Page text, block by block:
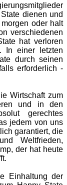
dienen und
oder halt
verschiedenen
hat verloren
In einer letzten
durch seinen
erforderlich -
Wirtschaft zum
und in den
gerechtes
jedem von uns
garantiert, die
Weltfrieden,
der hat heute
Einhaltung der